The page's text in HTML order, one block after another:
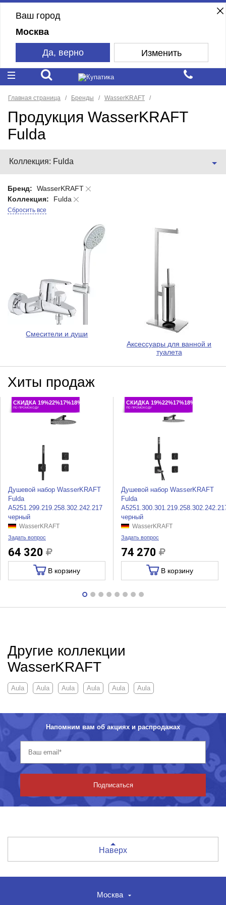
Ваш город
Москва
Да, верно Изменить
Главная страница Бренды WasserKRAFT
Продукция WasserKRAFT
Fulda
Коллекция: Fulda
Бренд:
WasserKRAFT
Коллекция:
Fulda
Сбросить все
Смесители и души
Аксессуары для ванной и
туалета
Хиты продаж
СКИДКА 19%22%17%18%
ПО ПРОМОКОДУ
Душевой набор WasserKRAFT
Fulda
A5251.299.219.258.302.242.217
черный
WasserKRAFT
Задать вопрос
64 320
В корзину
СКИДКА 19%22%17%18%
ПО ПРОМОКОДУ
Душевой набор WasserKRAFT
Fulda
черный
WasserKRAFT
Задать вопрос
74 270
В корзину
Другие коллекции
WasserKRAFT
Aula Aula Aula Aula Aula Aula
Напомним вам об акциях и распродажах
Подписаться
Наверх
Москва